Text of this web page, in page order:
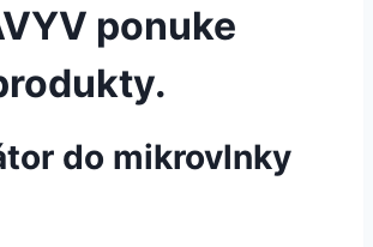
V ponuke
do mikrovlnky